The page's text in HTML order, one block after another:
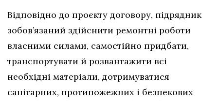
Відповідно до проєкту договору, підрядник
зобов’язаний здійснити ремонтні роботи
власними силами, самостійно придбати,
транспортувати й розвантажити всі
необхідні матеріали, дотримуватися
санітарних, протипожежних і безпекових